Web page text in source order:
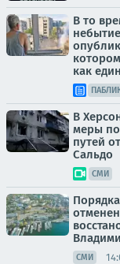
В то
как
В
меры по
путей
Сальдо
СМИ
СМИ